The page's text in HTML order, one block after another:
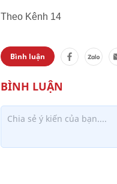
Theo Kênh 14
Bình luận